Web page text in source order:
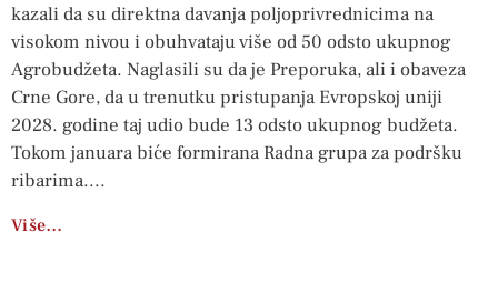
kazali da su direktna davanja poljoprivrednicima na
visokom nivou i obuhvataju više od 50 odsto ukupnog
Agrobudžeta. Naglasili su da je Preporuka, ali i obaveza
Crne Gore, da u trenutku pristupanja Evropskoj uniji
2028. godine taj udio bude 13 odsto ukupnog budžeta.
Tokom januara biće formirana Radna grupa za podršku
ribarima.
Više…